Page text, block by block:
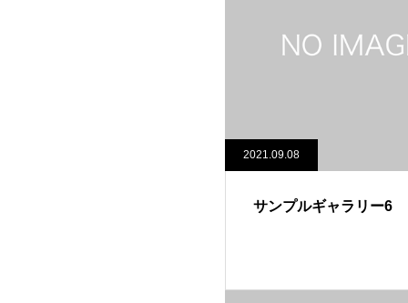
2021.09.08
サンプルギャラリー6